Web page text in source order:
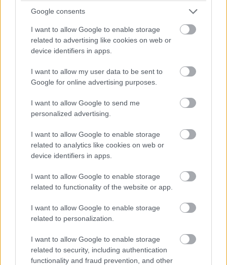
Google consents
I want to allow Google to enable storage
related to advertising like cookies on web or
device identifiers in apps.
I want to allow my user data to be sent to
Google for online advertising purposes.
I want to allow Google to send me
personalized advertising.
I want to allow Google to enable storage
related to analytics like cookies on web or
device identifiers in apps.
I want to allow Google to enable storage
related to functionality of the website or app.
I want to allow Google to enable storage
related to personalization.
I want to allow Google to enable storage
related to security, including authentication
functionality and fraud prevention, and other
Työsopimuslaki – tunnetko
työnantajan ja työntekijän
velvollisuudet ja oikeudet?
Jokaisen työnantajan ja työntekijän on
tärkeää tietää omat velvollisuutensa ja
oikeutensa ennen työsopimuksen
allekirjoittamista. Siksi työsopimuslain
keskeinen sisältö kannattaa tuntea....
LUE ARTIKKELI ⟶